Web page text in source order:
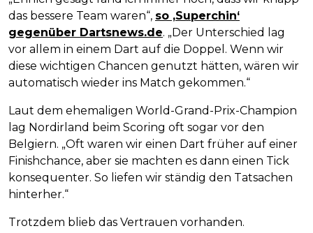
das bessere Team waren“, so ‚Superchin‘
gegenüber Dartsnews.de. „Der Unterschied lag
vor allem in einem Dart auf die Doppel. Wenn wir
diese wichtigen Chancen genutzt hätten, wären wir
automatisch wieder ins Match gekommen.“
Laut dem ehemaligen World-Grand-Prix-Champion
lag Nordirland beim Scoring oft sogar vor den
Belgiern. „Oft waren wir einen Dart früher auf einer
Finishchance, aber sie machten es dann einen Tick
konsequenter. So liefen wir ständig den Tatsachen
hinterher.“
Trotzdem blieb das Vertrauen vorhanden.